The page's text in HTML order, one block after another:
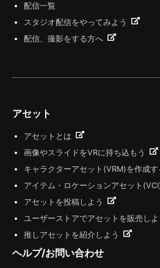
配信一覧
スタジオ配信をやってみよう
配信、撮影をする方へ
アセット
アセットとは
画像やスライドをVRに持ち込もう
キャラクターアセット(VRM)を作成す
アイテム・ロケーションアセット
アセットを投稿しよう
ユーザーストアでアセットを販売しよ
推しアセットを紹介しよう
ヘルプ/お問い合わせ